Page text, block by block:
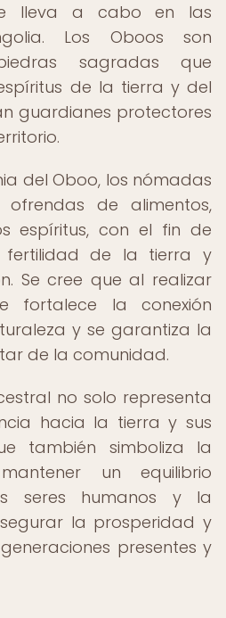
lleva a cabo en las
Los Oboos son
sagradas que
de la tierra y del
guardianes protectores
del Oboo, los nómadas
ofrendas de alimentos,
espíritus, con el fin de
de la tierra y
Se cree que al realizar
fortalece la conexión
y se garantiza la
de la comunidad.
no solo representa
hacia la tierra y sus
también simboliza la
un equilibrio
seres humanos y la
la prosperidad y
presentes y